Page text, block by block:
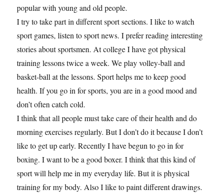
popular with young and old people.
I try to take part in different sport sections. I like to watch
sport games, listen to sport news. I prefer reading interesting
stories about sportsmen. At college I have got physical
training lessons twice a week. We play volley-ball and
basket-ball at the lessons. Sport helps me to keep good
health. If you go in for sports, you are in a good mood and
don’t often catch cold.
I think that all people must take care of their health and do
morning exercises regularly. But I don’t do it because I don’t
like to get up early. Recently I have begun to go in for
boxing. I want to be a good boxer. I think that this kind of
sport will help me in my everyday life. But it is physical
training for my body. Also I like to paint different drawings.